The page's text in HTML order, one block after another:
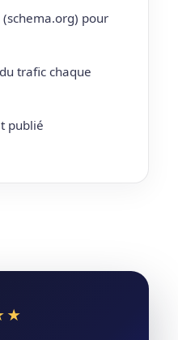
pour
trafic chaque
publié